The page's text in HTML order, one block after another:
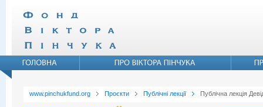
www.pinchukfund.org Проєкти Публічні лекції Публічна лекція